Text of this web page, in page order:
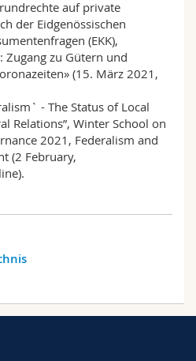
auf private
der Eidgenössischen
(EKK),
Zugang zu Gütern und
(15. März 2021,
- The Status of Local
Relations”, Winter School on
2021, Federalism and
(2 February,